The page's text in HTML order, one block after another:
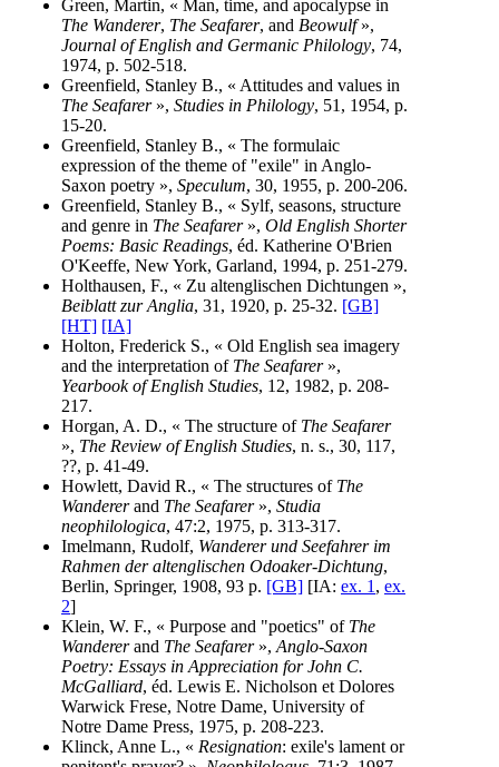
Green, Martin, « Man, time, and apocalypse in
The Wanderer, The Seafarer, and Beowulf»,
Journal of English and Germanic Philology, 74,
1974, p. 502-518.
Greenfield, Stanley B., « Attitudes and values in
The Seafarer», Studies in Philology, 51, 1954, p.
15-20.
Greenfield, Stanley B., « The formulaic
expression of the theme of "exile" in Anglo-
Saxon poetry », Speculum, 30, 1955, p. 200-206.
Greenfield, Stanley B., « Sylf, seasons, structure
and genre in The Seafarer», Old English Shorter
Poems: Basic Readings, éd. Katherine O'Brien
O'Keeffe, New York, Garland, 1994, p. 251-279.
Holthausen, F., « Zu altenglischen Dichtungen »,
Beiblatt zur Anglia, 31, 1920, p. 25-32. [GB]
[HT] [IA]
Holton, Frederick S., « Old English sea imagery
and the interpretation of The Seafarer»,
Yearbook of English Studies, 12, 1982, p. 208-
217.
Horgan, A. D., « The structure of The Seafarer
», The Review of English Studies, n. s., 30, 117,
??, p. 41-49.
Howlett, David R., « The structures of The
Wandererand The Seafarer», Studia
neophilologica, 47:2, 1975, p. 313-317.
Imelmann, Rudolf, Wanderer und Seefahrer im
Rahmen der altenglischen Odoaker-Dichtung,
Berlin, Springer, 1908, 93 p. [GB] [IA: ex. 1 , ex.
2]
Klein, W. F., « Purpose and "poetics" of The
Wandererand The Seafarer», Anglo-Saxon
Poetry: Essays in Appreciation for John C.
McGalliard, éd. Lewis E. Nicholson et Dolores
Warwick Frese, Notre Dame, University of
Notre Dame Press, 1975, p. 208-223.
Klinck, Anne L., « Resignation: exile's lament or